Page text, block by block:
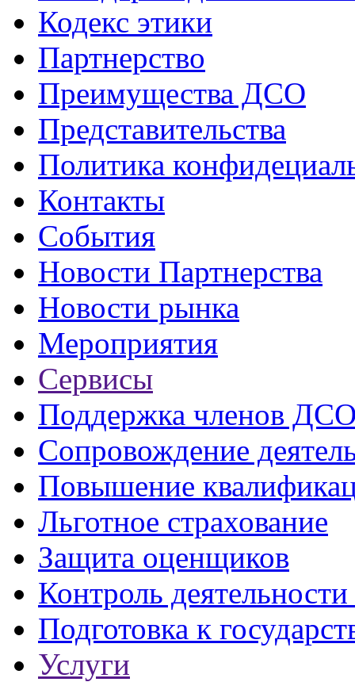
Кодекс этики
Партнерство
Преимущества ДСО
Представительства
Политика
Контакты
События
Новости Партнерства
Новости рынка
Мероприятия
Сервисы
Поддержка членов
Сопровождение
Повышение
Льготное страхование
Защита оценщиков
Контроль
Подготовка к
Услуги